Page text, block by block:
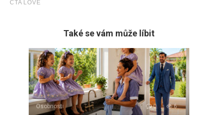
Také se vám může líbit
Osobnosti 0 6